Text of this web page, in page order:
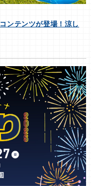
ンテンツが登場！涼し